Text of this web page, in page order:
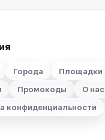
Города Площадки
Промокоды О нас
конфиденциальности